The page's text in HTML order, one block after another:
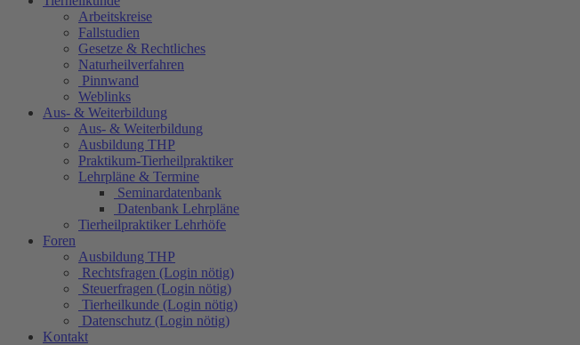
Arbeitskreise
Fallstudien
Gesetze & Rechtliches
Naturheilverfahren
Pinnwand
Weblinks
Aus- & Weiterbildung
Aus- & Weiterbildung
Ausbildung THP
Praktikum-Tierheilpraktiker
Lehrpläne & Termine
Seminardatenbank
Datenbank Lehrpläne
Tierheilpraktiker Lehrhöfe
Foren
Ausbildung THP
Rechtsfragen (Login nötig)
Steuerfragen (Login nötig)
Tierheilkunde (Login nötig)
Datenschutz (Login nötig)
Kontakt